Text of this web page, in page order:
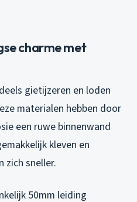
charme met
gietijzeren en loden
materialen hebben door
een ruwe binnenwand
kleven en
zich sneller.
50mm leiding